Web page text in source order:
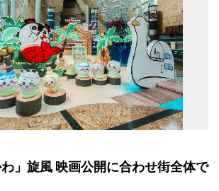
」旋風 映画公開に合わせ街全体で